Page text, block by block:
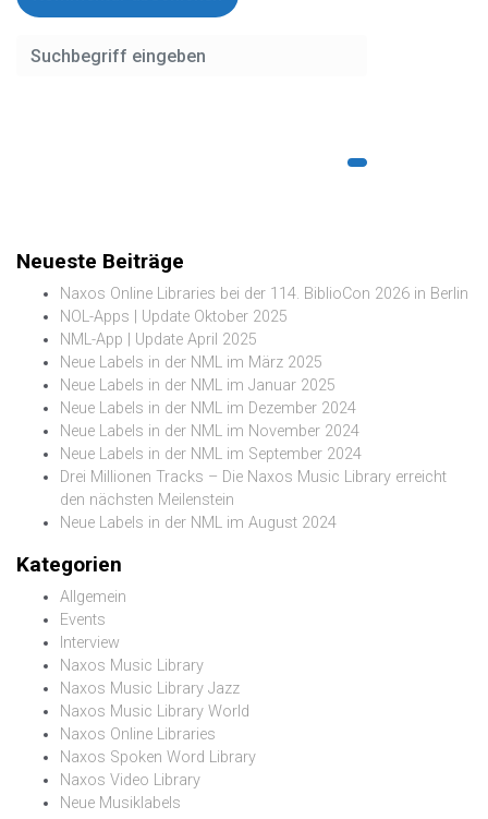
Neueste Beiträge
Naxos Online Libraries bei der 114. BiblioCon 2026 in Berlin
NOL-Apps | Update Oktober 2025
NML-App | Update April 2025
Neue Labels in der NML im März 2025
Neue Labels in der NML im Januar 2025
Neue Labels in der NML im Dezember 2024
Neue Labels in der NML im November 2024
Neue Labels in der NML im September 2024
Drei Millionen Tracks – Die Naxos Music Library erreicht
den nächsten Meilenstein
Neue Labels in der NML im August 2024
Kategorien
Allgemein
Events
Interview
Naxos Music Library
Naxos Music Library Jazz
Naxos Music Library World
Naxos Online Libraries
Naxos Spoken Word Library
Naxos Video Library
Neue Musiklabels